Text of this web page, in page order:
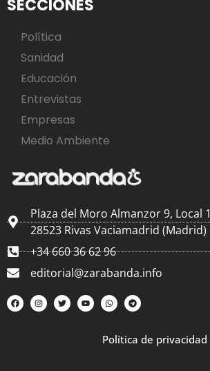
SECCIONES
Política
Sanidad
Educación
Entrevistas
Empresas
Medio Ambiente
Plaza del Moro Almanzor 9, Local 1
28523 Rivas Vaciamadrid (Madrid)
+34 660 36 62 96
editorial@zarabanda.info
Política de privacidad